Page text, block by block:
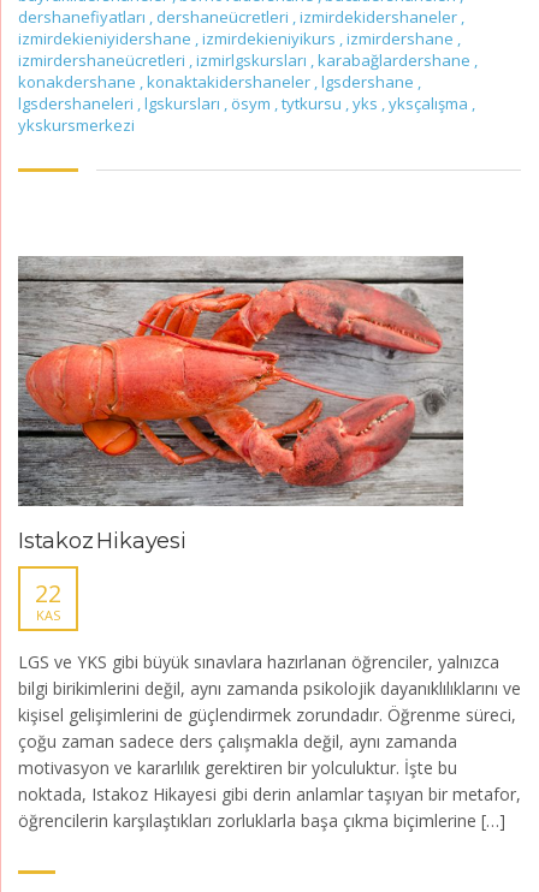
dershanefiyatları , dershaneücretleri ,izmirdekidershaneler ,
izmirdekieniyidershane ,izmirdekieniyikurs ,izmirdershane ,
izmirdershaneücretleri ,izmirlgskursları ,karabağlardershane ,
konakdershane ,konaktakidershaneler ,lgsdershane ,
lgsdershaneleri ,lgskursları , ösym ,tytkursu ,yks ,yksçalışma ,
ykskursmerkezi
Istakoz Hikayesi
22
KAS
LGS ve YKS gibi büyük sınavlara hazırlanan öğrenciler, yalnızca
bilgi birikimlerini değil, aynı zamanda psikolojik dayanıklılıklarını ve
kişisel gelişimlerini de güçlendirmek zorundadır. Öğrenme süreci,
çoğu zaman sadece ders çalışmakla değil, aynı zamanda
motivasyon ve kararlılık gerektiren bir yolculuktur. İşte bu
noktada, Istakoz Hikayesi gibi derin anlamlar taşıyan bir metafor,
öğrencilerin karşılaştıkları zorluklarla başa çıkma biçimlerine […]